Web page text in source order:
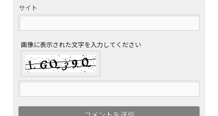
サイト
画像に表示された文字を入力してください